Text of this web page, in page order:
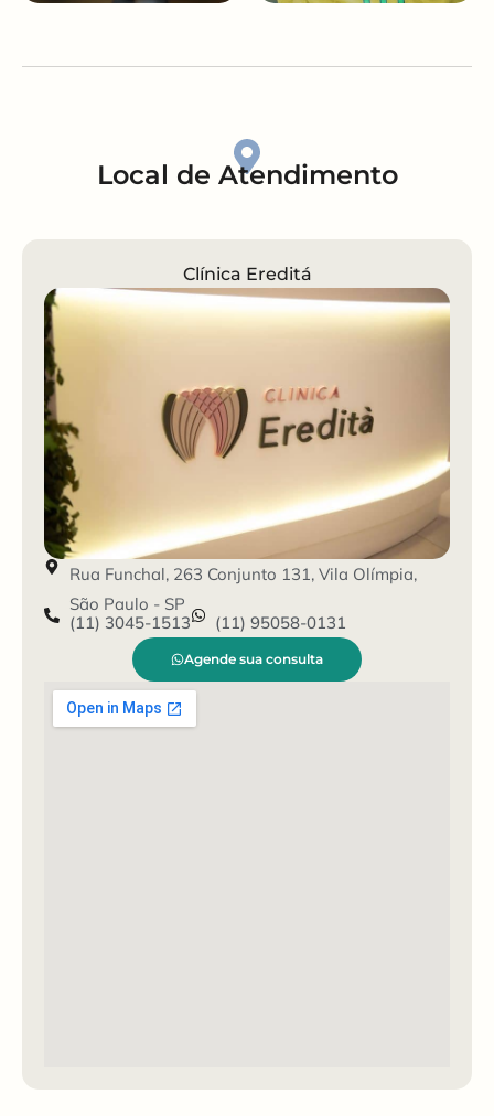
Local de Atendimento
Clínica Ereditá
Rua Funchal, 263 Conjunto 131, Vila Olímpia,
São Paulo - SP
(11) 3045-1513
(11) 95058-0131
Agende sua consulta